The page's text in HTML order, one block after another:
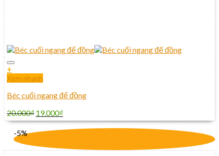
+
Xem nhanh
Béc cuối ngang đế đồng
20.000₫ 19.000₫
-5%